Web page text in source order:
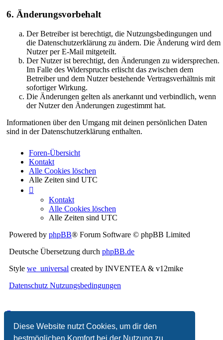
Diese Website nutzt Cookies, um dir den
bestmöglichen Komfort bei der Nutzung zu
6. Änderungsvorbehalt
Der Betreiber ist berechtigt, die Nutzungsbedingungen und
die Datenschutzerklärung zu ändern. Die Änderung wird dem
Nutzer per E-Mail mitgeteilt.
Der Nutzer ist berechtigt, den Änderungen zu widersprechen.
Im Falle des Widerspruchs erlischt das zwischen dem
Betreiber und dem Nutzer bestehende Vertragsverhältnis mit
sofortiger Wirkung.
Die Änderungen gelten als anerkannt und verbindlich, wenn
der Nutzer den Änderungen zugestimmt hat.
Informationen über den Umgang mit deinen persönlichen Daten
sind in der Datenschutzerklärung enthalten.
Foren-Übersicht
Kontakt
Alle Cookies löschen
Alle Zeiten sind UTC
Kontakt
Alle Cookies löschen
Alle Zeiten sind UTC
Powered by phpBB® Forum Software © phpBB Limited
Deutsche Übersetzung durch phpBB.de
Style we_universal created by INVENTEA & v12mike
Datenschutz Nutzungsbedingungen